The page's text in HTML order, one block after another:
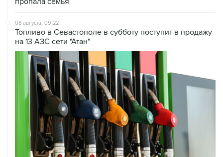
08 августа, 09:22
на 13 АЗС сети "Атан"